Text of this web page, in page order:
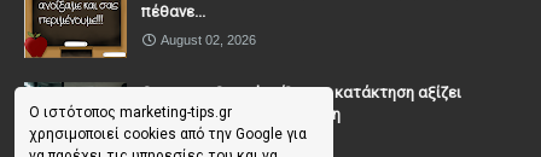
Ο ιστότοπος marketing-tips.gr
χρησιμοποιεί cookies από την Google για
πέθανε...
August 02, 2026
Casanova Complex: Όταν η κατάκτηση αξίζει
περισσότερο από τη σχέση
July 31, 2026